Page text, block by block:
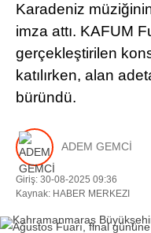
EKONOMİ
YAZARLAR
YEREL HABERLER
Karadeniz
imza attı. KAFUM
gerçekleştirilen
katılırken, alan
büründü.
ADEM GEMCİ
Giriş: 30-08-2025 09:36
Kaynak: HABER MERKEZI